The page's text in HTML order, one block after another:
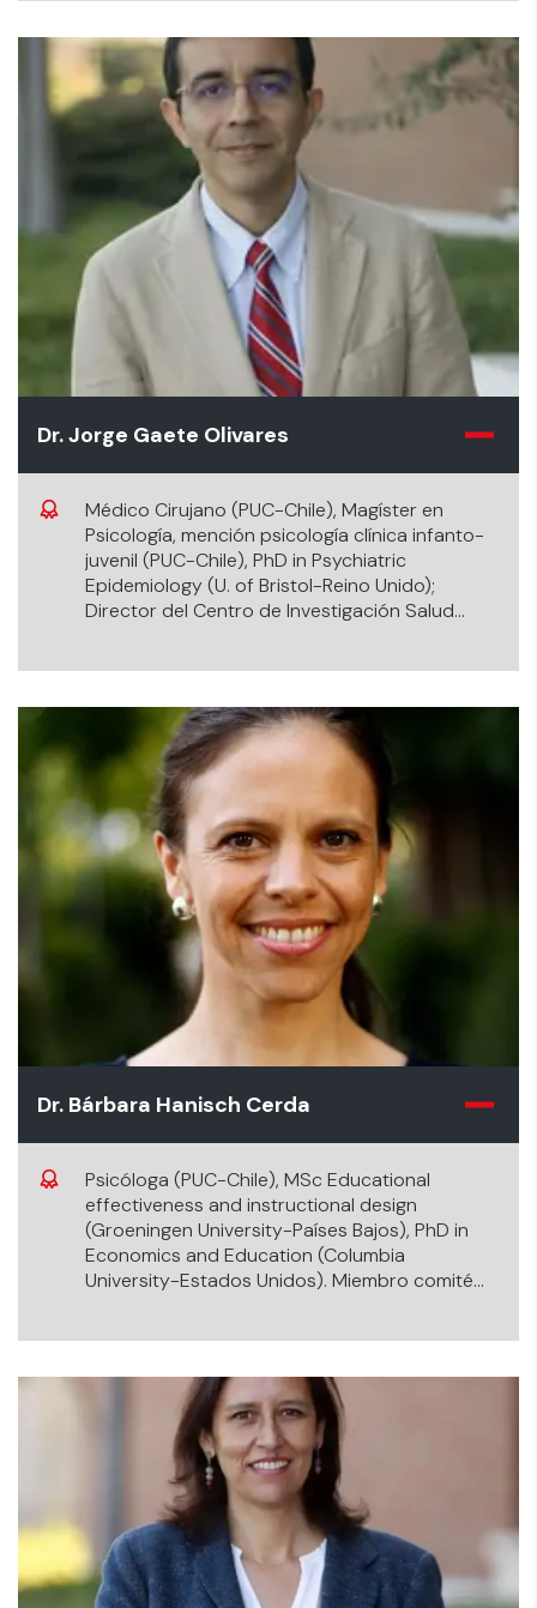
Dr. Jorge Gaete Olivares
Médico Cirujano (PUC-Chile), Magíster en
Psicología, mención psicología clínica infanto-
juvenil (PUC-Chile), PhD in Psychiatric
Epidemiology (U. of Bristol-Reino Unido);
Director del Centro de Investigación Salud
Dr. Bárbara Hanisch Cerda
Psicóloga (PUC-Chile), MSc Educational
effectiveness and instructional design
(Groeningen University-Países Bajos), PhD in
Economics and Education (Columbia
University-Estados Unidos). Miembro comité